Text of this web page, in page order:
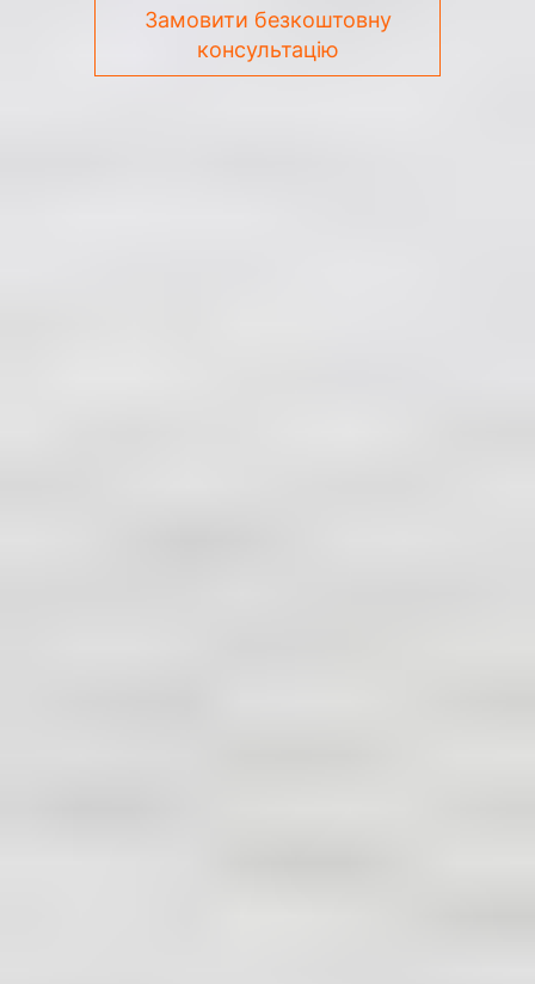
Замовити безкоштовну
консультацію